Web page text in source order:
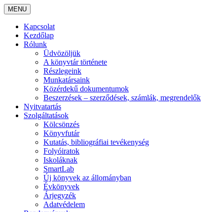
MENU
Kapcsolat
Kezdőlap
Rólunk
Üdvözöljük
A könyvtár története
Részlegeink
Munkatársaink
Közérdekű dokumentumok
Beszerzések – szerződések, számlák, megrendelők
Nyitvatartás
Szolgáltatások
Kölcsönzés
Könyvfutár
Kutatás, bibliográfiai tevékenység
Folyóiratok
Iskoláknak
SmartLab
Új könyvek az állományban
Évkönyvek
Árjegyzék
Adatvédelem